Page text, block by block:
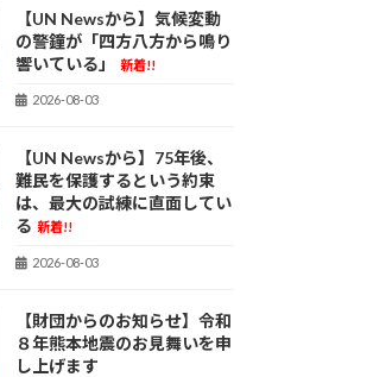
【UN Newsから】気候変動
の警鐘が「四方八方から鳴り
響いている」
新着!!
2026-08-03
【UN Newsから】75年後、
難民を保護するという約束
は、最大の試練に直面してい
る 新着!!
2026-08-03
【財団からのお知らせ】令和
８年熊本地震のお見舞いを申
し上げます